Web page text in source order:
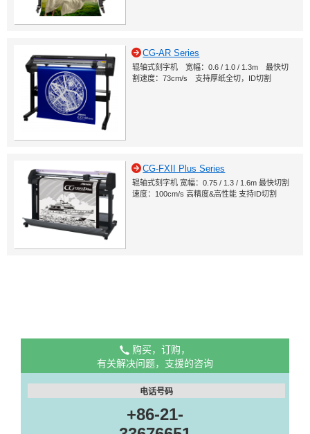
CG-AR Series
辊轴式刻字机 宽幅：0.6 / 1.0 / 1.3m 最快切
割速度：73cm/s 支持厚纸全切，ID切割
CG-FXII Plus Series
辊轴式刻字机 宽幅：0.75 / 1.3 / 1.6m 最快切割
速度：100cm/s 高精度&高性能 支持ID切割
购买，订购，
有关解决问题，支援的咨询
电话号码
+86-21-